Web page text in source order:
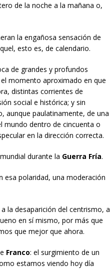
de la noche a la mañana o,
la engañosa sensación de
esto es, de calendario.
de grandes y profundos
momento aproximado en que
distintas corrientes de
social e histórica; y sin
aunque paulatinamente, de una
mundo dentro de cincuenta o
en la dirección correcta.
durante la Guerra Fría.
esa polaridad, una moderación
la desaparición del centrismo, a
en sí mismo, por más que
que mejor que ahora.
Franco: el surgimiento de un
estamos viendo hoy día